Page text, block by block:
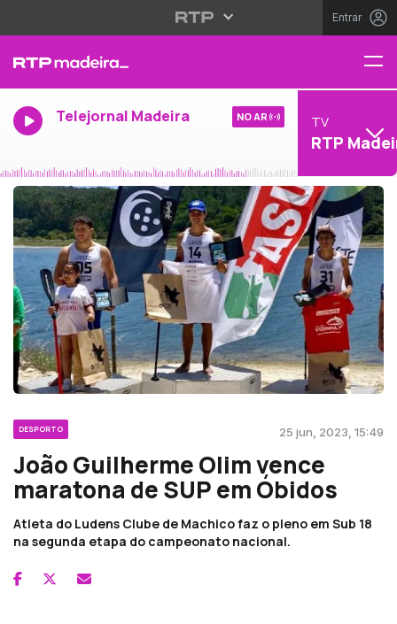
Entrar
Telejornal Madeira NO AR TV
RTP
DESPORTO 25 jun, 2023, 15:49
João Guilherme Olim vence
maratona de SUP em Óbidos
Atleta do Ludens Clube de Machico faz o pleno em Sub 18
na segunda etapa do campeonato nacional.